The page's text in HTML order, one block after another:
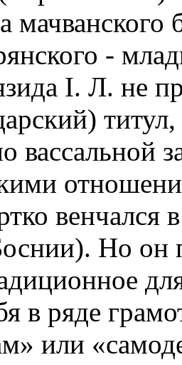
мачванского
-
I. Л. не
вассальной
венчался
Но он
в ряде
или